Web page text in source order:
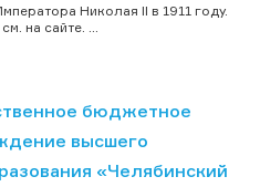
Николая II в 1911 году.
на сайте. ...
бюджетное
высшего
«Челябинский